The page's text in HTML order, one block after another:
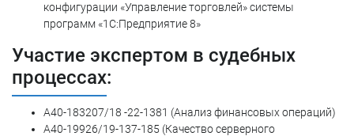
конфигурации «Управление торговлей» системы
программ «1С:Предприятие 8»
Участие экспертом в судебных
процессах:
А40-183207/18 -22-1381 (Анализ финансовых операций)
А40-19926/19-137-185 (Качество серверного